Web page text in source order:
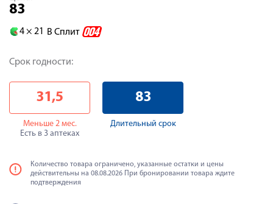
83
4 × 21 В Сплит
Срок годности:
31,5
Меньше 2 мес.
Есть в 3 аптеках
83
Длительный срок
Количество товара ограничено, указанные остатки и цены
действительны на 08.08.2026 При бронировании товара ждите
подтверждения